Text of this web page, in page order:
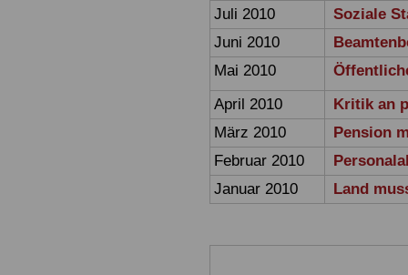
Juli 2010
Soziale
Juni 2010
Mai 2010
April 2010
Kritik an
März 2010
Pension
Februar 2010
Januar 2010
Land